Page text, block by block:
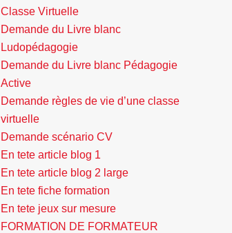
Classe Virtuelle
Demande du Livre blanc
Ludopédagogie
Demande du Livre blanc Pédagogie
Active
Demande règles de vie d’une classe
virtuelle
Demande scénario CV
En tete article blog 1
En tete article blog 2 large
En tete fiche formation
En tete jeux sur mesure
FORMATION DE FORMATEUR